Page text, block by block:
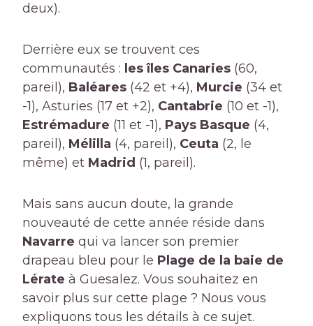
deux).
Derrière eux se trouvent ces
communautés : les îles Canaries (60,
pareil), Baléares (42 et +4), Murcie (34 et
-1), Asturies (17 et +2), Cantabrie (10 et -1),
Estrémadure (11 et -1), Pays Basque (4,
pareil), Mélilla (4, pareil), Ceuta (2, le
même) et Madrid (1, pareil).
Mais sans aucun doute, la grande
nouveauté de cette année réside dans
Navarre qui va lancer son premier
drapeau bleu pour le Plage de la baie de
Lérate à Guesalez. Vous souhaitez en
savoir plus sur cette plage ? Nous vous
expliquons tous les détails à ce sujet.